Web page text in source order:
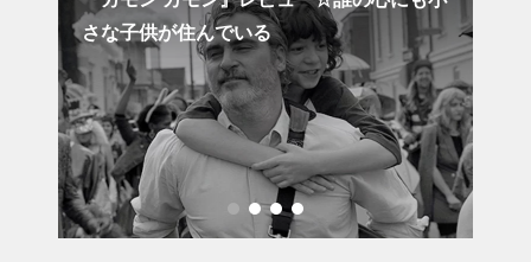
さな子供が住んでいる